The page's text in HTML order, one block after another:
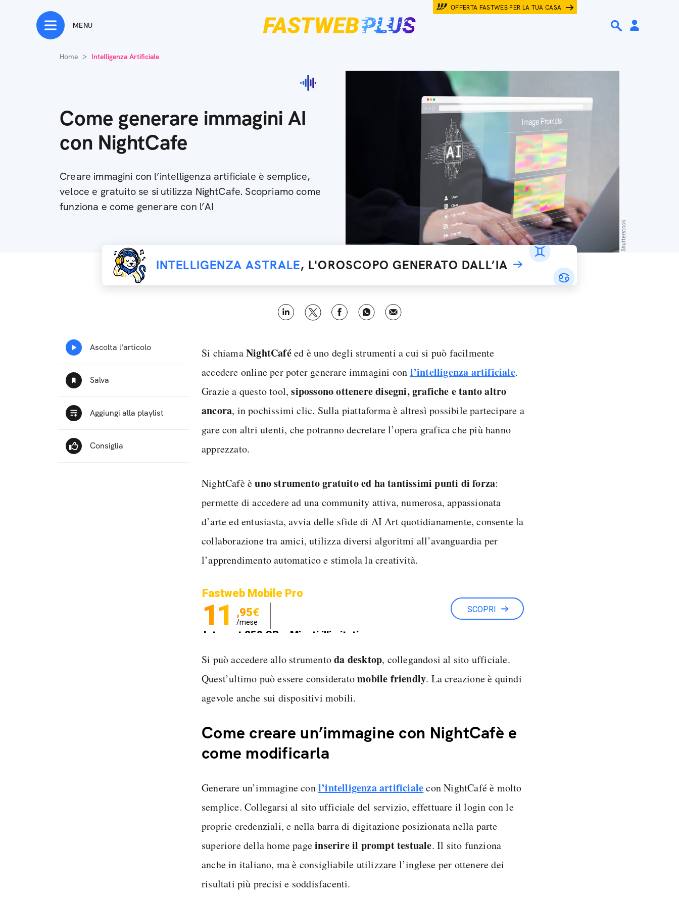
OFFERTA FASTWEB PER LA TUA CASA
MENU
Home Intelligenza Artificiale
Come generare immagini AI
con NightCafe
Creare immagini con l’intelligenza artificiale è semplice,
veloce e gratuito se si utilizza NightCafe. Scopriamo come
funziona e come generare con l’AI
Shutterstock
INTELLIGENZA ASTRALE, L'OROSCOPO GENERATO DALL’IA
Si chiamaNightCaféed è uno degli strumenti a cui si può facilmente
accedere online per poter generare immagini con l’intelligenza artificiale.
Grazie a questo tool,sipossono ottenere disegni, grafiche e tanto altro
ancora, in pochissimi clic. Sulla piattaforma è altresì possibile partecipare a
gare con altri utenti, che potranno decretare l’opera grafica che più hanno
apprezzato.
NightCafè èuno strumento gratuito ed ha tantissimi punti di forza:
permette di accedere ad una community attiva, numerosa, appassionata
d’arte ed entusiasta, avvia delle sfide di AI Art quotidianamente, consente la
collaborazione tra amici, utilizza diversi algoritmi all’avanguardia per
l’apprendimento automatico e stimola la creatività.
Fastweb Mobile Pro
11 ,95€
/mese
Internet 250 GB e Minuti illimitati
SCOPRI
Si può accedere allo strumentoda desktop, collegandosi al sito ufficiale.
Quest’ultimo può essere consideratomobile friendly. La creazione è quindi
agevole anche sui dispositivi mobili.
Come creare un’immagine con NightCafè e
come modificarla
Generare un’immagine conl’intelligenza artificialecon NightCafé è molto
semplice. Collegarsi al sito ufficiale del servizio, effettuare il login con le
proprie credenziali, e nella barra di digitazione posizionata nella parte
superiore della home pageinserire il prompt testuale. Il sito funziona
anche in italiano, ma è consigliabile utilizzare l’inglese per ottenere dei
risultati più precisi e soddisfacenti.